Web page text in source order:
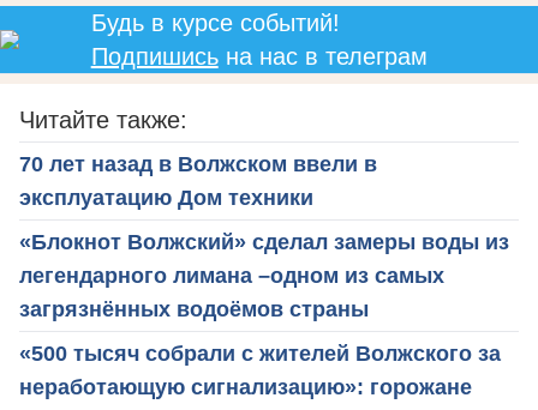
Будь в курсе событий!
Подпишисьна нас в телеграм
Читайте также:
70 лет назад в Волжском ввели в
эксплуатацию Дом техники
«Блокнот Волжский» сделал замеры воды из
легендарного лимана –одном из самых
загрязнённых водоёмов страны
«500 тысяч собрали с жителей Волжского за
неработающую сигнализацию»: горожане